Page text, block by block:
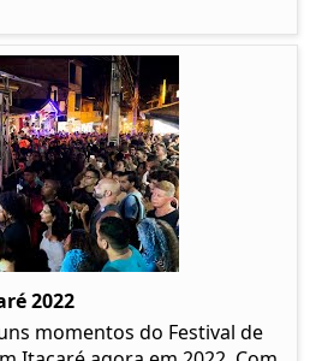
2022
momentos do Festival de